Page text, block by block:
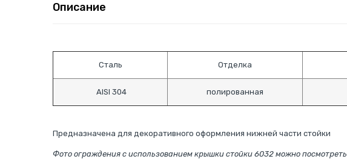
Описание
Сталь Отделка
AISI 304 полированная
Предназначена для декоративного оформления нижней части стойки
Фото ограждения с использованием крышки стойки 6032 можно посмотреть